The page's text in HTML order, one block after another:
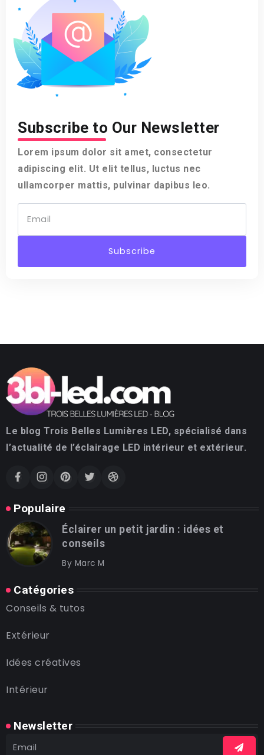
Subscribe to Our Newsletter
Lorem ipsum dolor sit amet, consectetur
adipiscing elit. Ut elit tellus, luctus nec
ullamcorper mattis, pulvinar dapibus leo.
Subscribe
Le blog Trois Belles Lumières LED, spécialisé dans
l’actualité de l’éclairage LED intérieur et extérieur.
Populaire
Éclairer un petit jardin : idées et
conseils
By Marc M
Catégories
Conseils & tutos
Extérieur
Idées créatives
Intérieur
Newsletter